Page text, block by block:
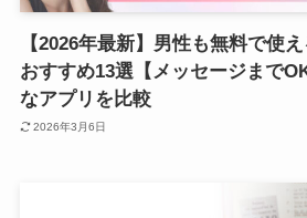
【2026年最新】男性も無料で使
おすすめ13選【メッセージまで
なアプリを比較
2026年3月6日